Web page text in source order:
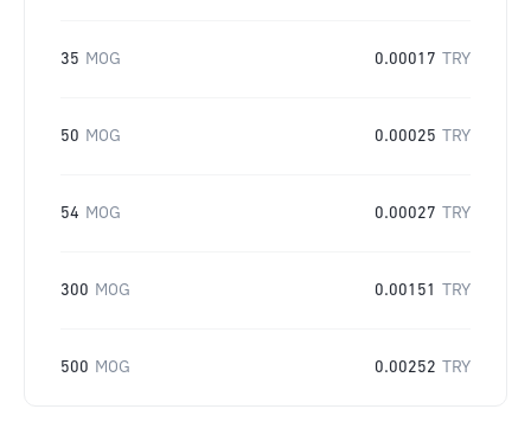
35 MOG 0.00017 TRY
50 MOG 0.00025 TRY
54 MOG 0.00027 TRY
300 MOG 0.00151 TRY
500 MOG 0.00252 TRY